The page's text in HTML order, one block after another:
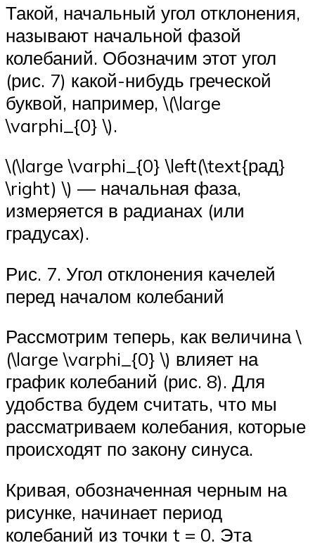
Такой, начальный угол отклонения,
называют начальной фазой
колебаний. Обозначим этот угол
(рис. 7) какой-нибудь греческой
буквой, например, \(\large
\varphi_{0} \).
\(\large \varphi_{0} \left(\text{рад}
\right) \) — начальная фаза,
измеряется в радианах (или
градусах).
Рис. 7. Угол отклонения качелей
перед началом колебаний
Рассмотрим теперь, как величина \
(\large \varphi_{0} \) влияет на
график колебаний (рис. 8). Для
удобства будем считать, что мы
рассматриваем колебания, которые
происходят по закону синуса.
Кривая, обозначенная черным на
рисунке, начинает период
колебаний из точки t = 0. Эта